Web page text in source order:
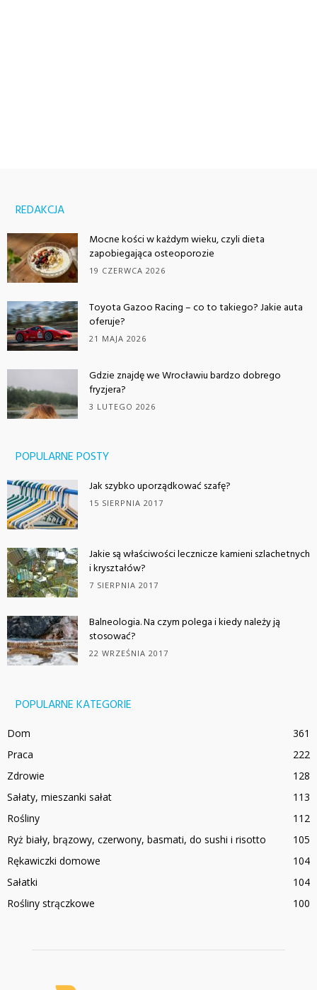
REDAKCJA
Mocne kości w każdym wieku, czyli dieta
zapobiegająca osteoporozie
19 CZERWCA 2026
Toyota Gazoo Racing – co to takiego? Jakie auta
oferuje?
21 MAJA 2026
Gdzie znajdę we Wrocławiu bardzo dobrego
fryzjera?
3 LUTEGO 2026
POPULARNE POSTY
Jak szybko uporządkować szafę?
15 SIERPNIA 2017
Jakie są właściwości lecznicze kamieni szlachetnych
i kryształów?
7 SIERPNIA 2017
Balneologia. Na czym polega i kiedy należy ją
stosować?
22 WRZEŚNIA 2017
POPULARNE KATEGORIE
Dom
361
Praca
222
Zdrowie
128
Sałaty, mieszanki sałat
113
Rośliny
112
Ryż biały, brązowy, czerwony, basmati, do sushi i risotto
105
Rękawiczki domowe
104
Sałatki
104
Rośliny strączkowe
100